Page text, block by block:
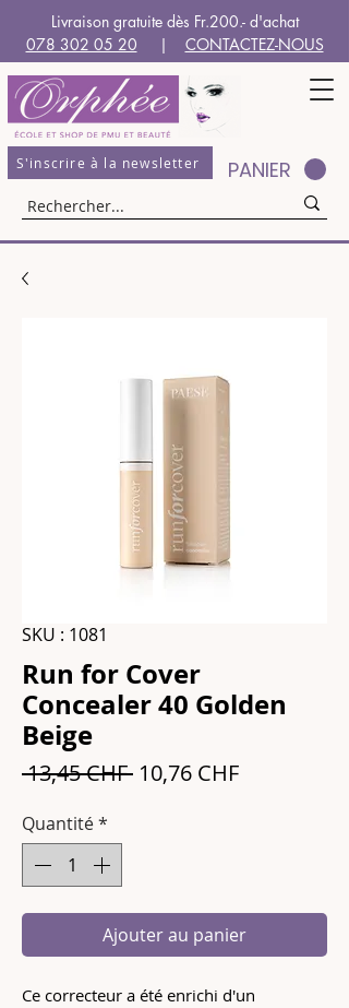
Livraison gratuite dès Fr.200.- d'achat
078 302 05 20 | CONTACTEZ-NOUS
S'inscrire à la newsletter PANIER
SKU : 1081
Run for Cover
Concealer 40 Golden
Beige
13,45 CHF Prix
10,76 CHFPrix
Quantité*
Ajouter au panier
Ce correcteur a été enrichi d'un